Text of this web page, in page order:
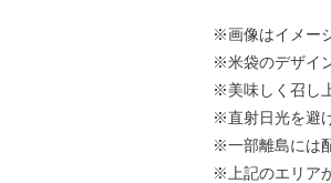
※画像はイメー
※米袋のデザイ
※美味しく召し
※直射日光を避
※一部離島には
※上記のエリア